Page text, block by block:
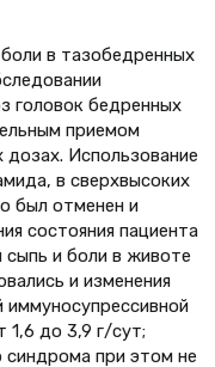
в тазобедренных
головок бедренных
приемом
Использование
в сверхвысоких
был отменен и
состояния пациента
и боли в животе
и изменения
иммуносупрессивной
1,6 до 3,9 г/сут;
синдрома при этом не